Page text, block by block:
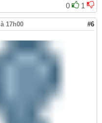
0
1
17h00 #6